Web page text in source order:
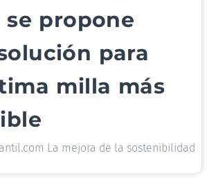
se propone
para
milla más
La mejora de la sostenibilidad